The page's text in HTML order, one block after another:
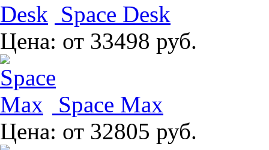
Space Desk
Цена: от 33498 руб.
Space Max
Цена: от 32805 руб.